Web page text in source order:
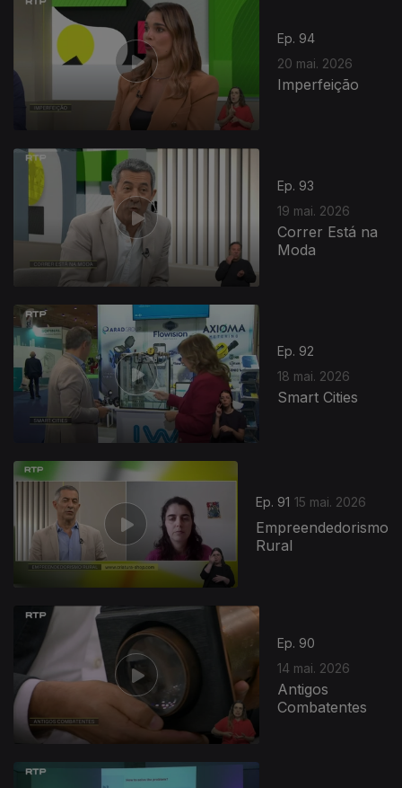
Ep. 94
20 mai. 2026
Imperfeição
Ep. 93
19 mai. 2026
Correr Está na
Moda
Ep. 92
18 mai. 2026
Smart Cities
Ep. 91 15 mai. 2026
Empreendedorismo
Rural
Ep. 90
14 mai. 2026
Antigos
Combatentes